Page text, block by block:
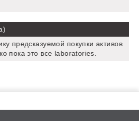
предсказуемой покупки активов
пока это все laboratories.